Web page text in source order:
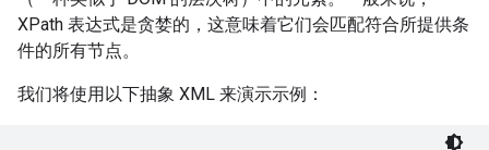
XPath 表达式是贪婪的，这意味着它们会匹配符合所提供条
件的所有节点。
我们将使用以下抽象 XML 来演示示例：